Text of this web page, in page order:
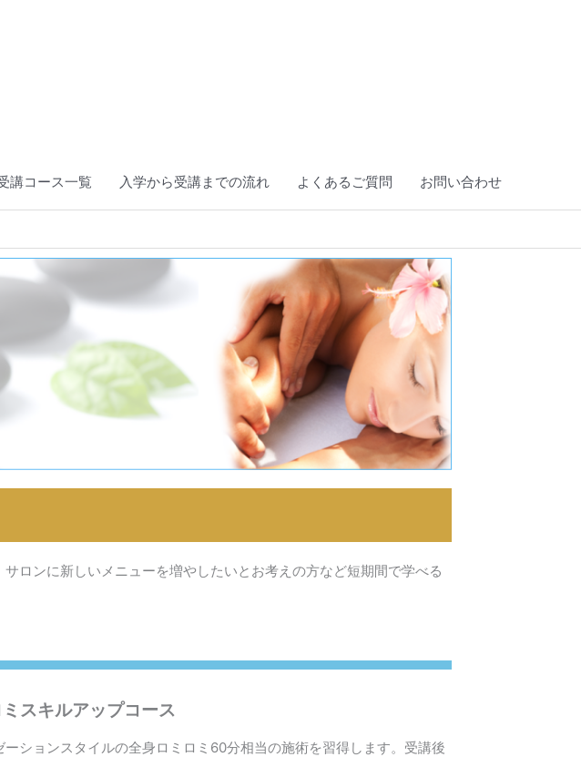
講コース一覧 入学から受講までの流れ よくあるご質問 お問い合わせ
ロンに新しいメニューを増やしたいとお考えの方など短期間で学べる
スキルアップコース
ーションスタイルの全身ロミロミ60分相当の施術を習得します。受講後